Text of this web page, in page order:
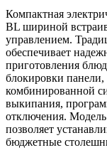
Компактная
BL шириной
управлением.
обеспечивает
приготовления
блокировки панели,
комбинированной
выкипания,
отключения.
позволяет
бюджетные